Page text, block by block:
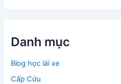
Danh mục
Blog học lái xe
Cấp Cứu